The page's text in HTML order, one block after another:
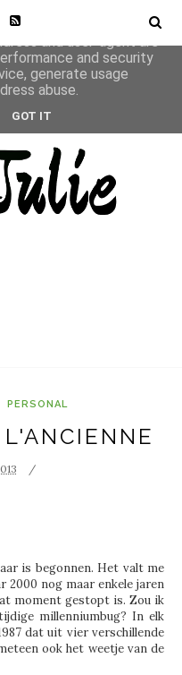
PERSONAL
is begonnen. Het valt me
2000 nog maar enkele jaren
moment gestopt is. Zou ik
millenniumbug? In elk
dat uit vier verschillende
ook het weetje van de
to deliver its services
and user-agent are
and security
generate usage
abuse.
GOT IT